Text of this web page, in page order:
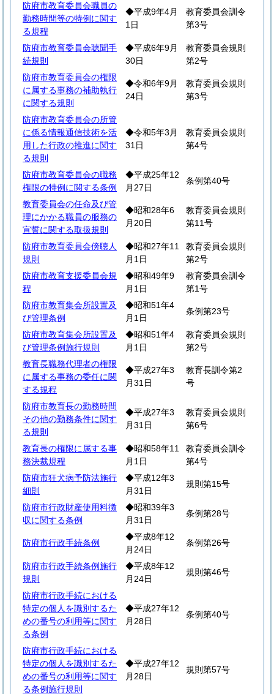
防府市教育委員会職員の
勤務時間等の特例に関す
る規程
◆平成9年4月
1日
教育委員会訓令
第3号
防府市教育委員会聴聞手
続規則
◆平成6年9月
30日
教育委員会規則
第2号
防府市教育委員会の権限
に属する事務の補助執行
に関する規則
◆令和6年9月
24日
教育委員会規則
第3号
防府市教育委員会の所管
に係る情報通信技術を活
用した行政の推進に関す
る規則
◆令和5年3月
31日
教育委員会規則
第4号
防府市教育委員会の職務
権限の特例に関する条例
◆平成25年12
月27日
条例第40号
教育委員会の任命及び管
理にかかる職員の服務の
宣誓に関する取扱規則
◆昭和28年6
月20日
教育委員会規則
第11号
防府市教育委員会傍聴人
規則
◆昭和27年11
月1日
教育委員会規則
第2号
防府市教育支援委員会規
程
◆昭和49年9
月1日
教育委員会訓令
第1号
防府市教育集会所設置及
び管理条例
◆昭和51年4
月1日
条例第23号
防府市教育集会所設置及
び管理条例施行規則
◆昭和51年4
月1日
教育委員会規則
第2号
教育長職務代理者の権限
に属する事務の委任に関
する規程
◆平成27年3
月31日
教育長訓令第2
号
防府市教育長の勤務時間
その他の勤務条件に関す
る規則
◆平成27年3
月31日
教育委員会規則
第6号
教育長の権限に属する事
務決裁規程
◆昭和58年11
月1日
教育委員会訓令
第4号
防府市狂犬病予防法施行
細則
◆平成12年3
月31日
規則第15号
防府市行政財産使用料徴
収に関する条例
◆昭和39年3
月31日
条例第28号
防府市行政手続条例
◆平成8年12
月24日
条例第26号
防府市行政手続条例施行
規則
◆平成8年12
月24日
規則第46号
防府市行政手続における
特定の個人を識別するた
めの番号の利用等に関す
る条例
◆平成27年12
月28日
条例第40号
防府市行政手続における
特定の個人を識別するた
めの番号の利用等に関す
る条例施行規則
◆平成27年12
月28日
規則第57号